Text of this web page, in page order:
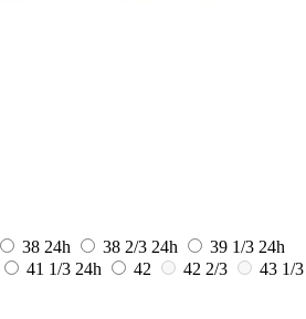
38 24h 38 2/3 24h 39 1/3 24h
41 1/3 24h 42 42 2/3
43 1/3